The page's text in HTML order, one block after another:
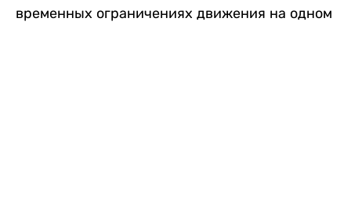
временных ограничениях движения на одном